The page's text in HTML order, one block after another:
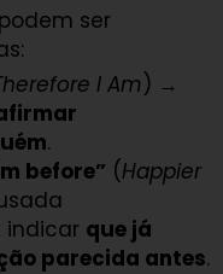
ser
I Am ) →
.
before” (Happier
que já
parecida antes.